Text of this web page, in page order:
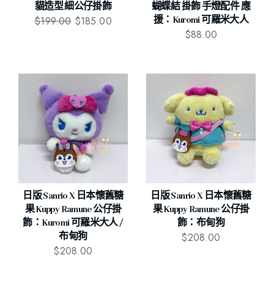
貓造型 細公仔掛飾
$199.00 $185.00
蝴蝶結 掛飾 手燈配件 應
援：Kuromi 可羅米大人
$88.00
日版 Sanrio X 日本懷舊糖
果 Kuppy Ramune 公仔掛
飾：Kuromi 可羅米大人 /
布甸狗
$208.00
日版 Sanrio X 日本懷舊糖
果 Kuppy Ramune 公仔掛
飾：布甸狗
$208.00